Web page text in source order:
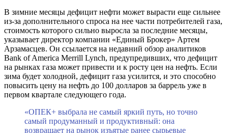
В зимние месяцы дефицит нефти может вырасти еще сильнее
из-за дополнительного спроса на нее части потребителей газа,
стоимость которого сильно выросла за последние месяцы,
указывает директор компании «Единый Брокер» Артем
Арзамасцев. Он ссылается на недавний обзор аналитиков
Bank of America Merrill Lynch, предупредивших, что дефицит
на рынках газа может привести и к росту цен на нефть. Если
зима будет холодной, дефицит газа усилится, и это способно
повысить цену на нефть до 100 долларов за баррель уже в
первом квартале следующего года.
«ОПЕК+ выбрала не самый яркий путь, но точно
самый продуманный и продуктивный: она
возвращает на рынок изъятые ранее сырьевые